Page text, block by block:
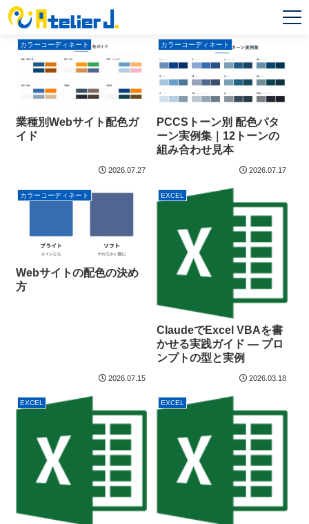
カラーコーディネート
業種別Webサイト配色ガ
イド
2026.07.27
カラーコーディネート
PCCSトーン別 配色パタ
ーン実例集｜12トーンの
組み合わせ見本
2026.07.17
カラーコーディネート
Webサイトの配色の決め
方
2026.07.15
EXCEL
ClaudeでExcel VBAを書
かせる実践ガイド — プロ
ンプトの型と実例
2026.03.18
EXCEL EXCEL